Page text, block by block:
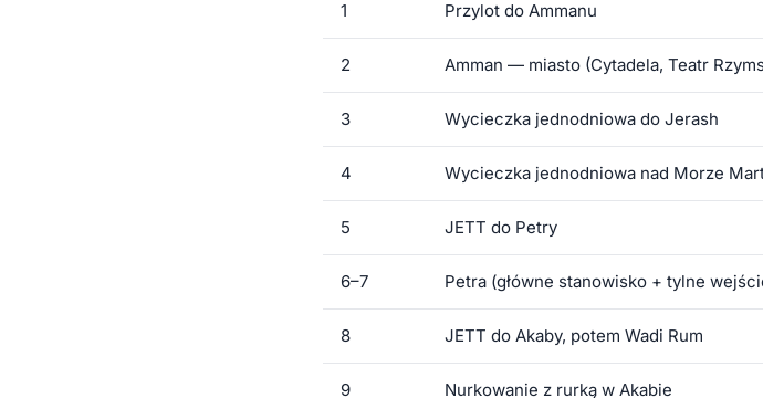
1 Przylot do Ammanu
2 Amman — miasto (Cytadela, Teatr
3 Wycieczka jednodniowa do Jerash
4 Wycieczka jednodniowa nad Morze
5 JETT do Petry
6–7 Petra (główne stanowisko + tylne
8 JETT do Akaby, potem Wadi Rum
9 Nurkowanie z rurką w Akabie